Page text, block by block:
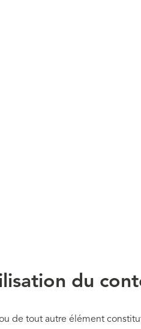
du
de tout autre élément